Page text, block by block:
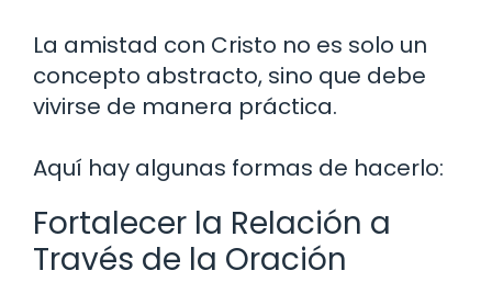
La amistad con Cristo no es solo un
concepto abstracto, sino que debe
vivirse de manera práctica.
Aquí hay algunas formas de hacerlo:
Fortalecer la Relación a
Través de la Oración